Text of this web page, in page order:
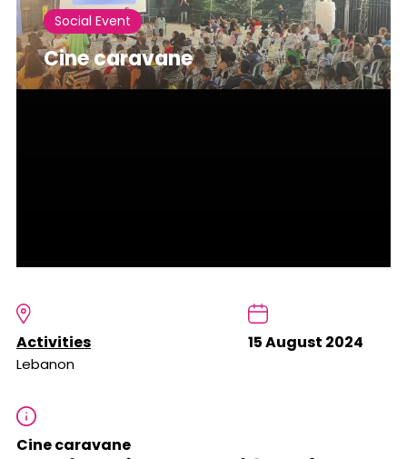
Social Event
Cine caravane
Activities
Lebanon
15 August 2024
Cine caravane